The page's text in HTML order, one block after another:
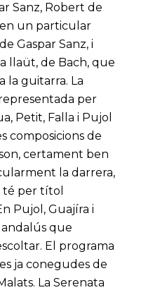
Sanz, Robert de
un particular
Gaspar Sanz, i
llaüt, de Bach, que
la guitarra. La
per
Petit, Falla i Pujol
composicions de
certament ben
la darrera,
té per títol
Pujol, Guajíra i
que
El programa
ja conegudes de
La Serenata